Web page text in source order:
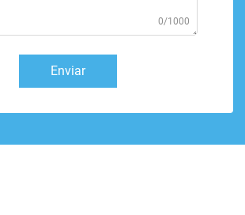
0/1000
Enviar